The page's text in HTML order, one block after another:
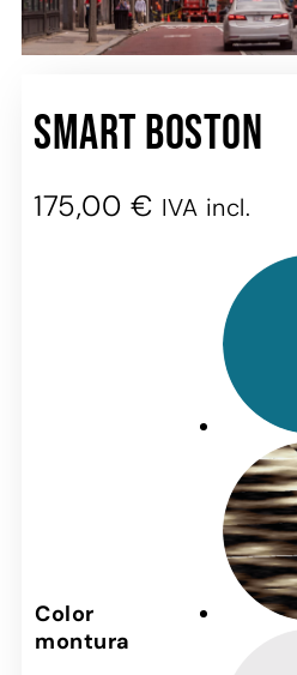
Smart Boston
175,00 € IVA incl.
Color
montura